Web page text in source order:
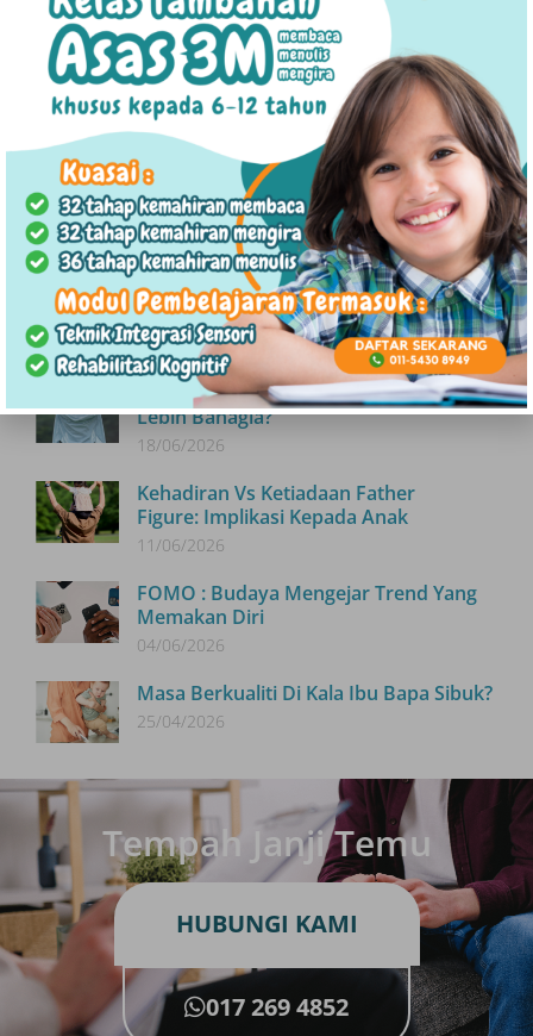
Menentang Budaya Buli! Beritahu Orang Dewasa
Artikel Terkini
Antara Kasih Sayang Dan Keletihan:
Memahami “Parental Burnout”
27/07/2026
Hubungan Parasosial : Sekadar Minat
Atau Obsesi?
16/07/2026
Kenapa Orang Yang Mudah Adaptasi
Lebih Bahagia?
18/06/2026
Kehadiran Vs Ketiadaan Father
Figure: Implikasi Kepada Anak
11/06/2026
FOMO : Budaya Mengejar Trend Yang
Memakan Diri
04/06/2026
Masa Berkualiti Di Kala Ibu Bapa Sibuk?
25/04/2026
Tempah Janji Temu
HUBUNGI KAMI
017 269 4852